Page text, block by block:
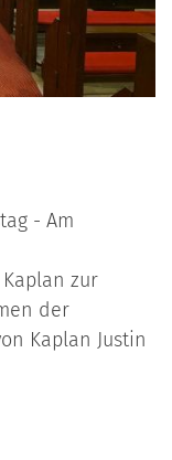
- Am
zur
der
Kaplan Justin